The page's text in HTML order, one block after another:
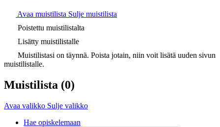
Avaa muistilista Sulje muistilista
Poistettu muistilistalta
Lisätty muistilistalle
Muistilistasi on täynnä. Poista jotain, niin voit lisätä uuden sivun
muistilistalle.
Muistilista (0)
Avaa valikko Sulje valikko
Hae opiskelemaan